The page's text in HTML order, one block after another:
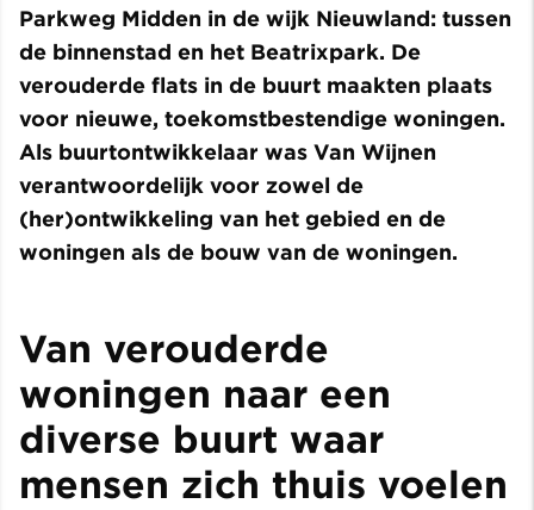
Parkweg Midden in de wijk Nieuwland: tussen
de binnenstad en het Beatrixpark. De
verouderde flats in de buurt maakten plaats
voor nieuwe, toekomstbestendige woningen.
Als buurtontwikkelaar was Van Wijnen
verantwoordelijk voor zowel de
(her)ontwikkeling van het gebied en de
woningen als de bouw van de woningen.
Van verouderde
woningen naar een
diverse buurt waar
mensen zich thuis voelen